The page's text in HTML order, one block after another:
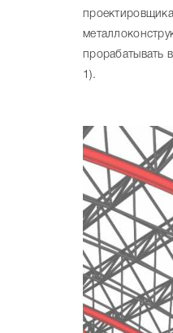
прорабатывать
1).